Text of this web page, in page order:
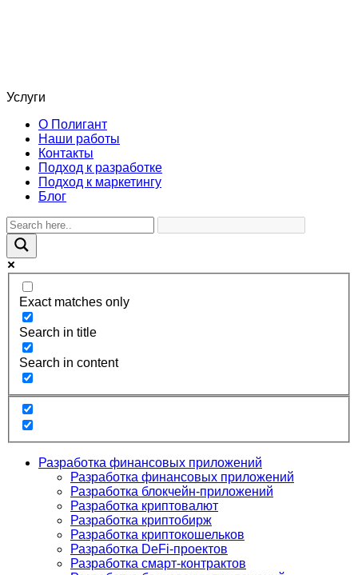
Услуги
О Полигант
Наши работы
Контакты
Подход к разработке
Подход к маркетингу
Блог
Exact matches only
Search in title
Search in content
Разработка финансовых приложений
Разработка финансовых приложений
Разработка блокчейн-приложений
Разработка криптовалют
Разработка криптобирж
Разработка криптокошельков
Разработка DeFi-проектов
Разработка смарт-контрактов